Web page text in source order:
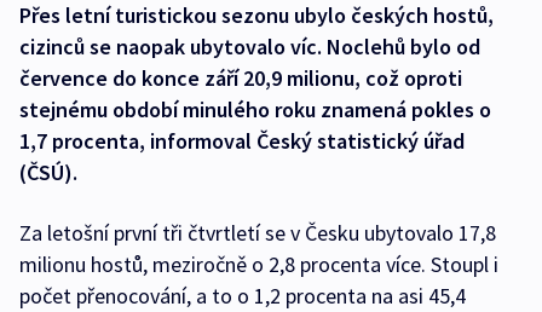
Přes letní turistickou sezonu ubylo českých hostů,
cizinců se naopak ubytovalo víc. Noclehů bylo od
července do konce září 20,9 milionu, což oproti
stejnému období minulého roku znamená pokles o
1,7 procenta, informoval Český statistický úřad
(ČSÚ).
Za letošní první tři čtvrtletí se v Česku ubytovalo 17,8
milionu hostů, meziročně o 2,8 procenta více. Stoupl i
počet přenocování, a to o 1,2 procenta na asi 45,4